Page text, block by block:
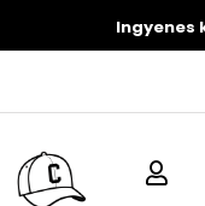
Ingyenes